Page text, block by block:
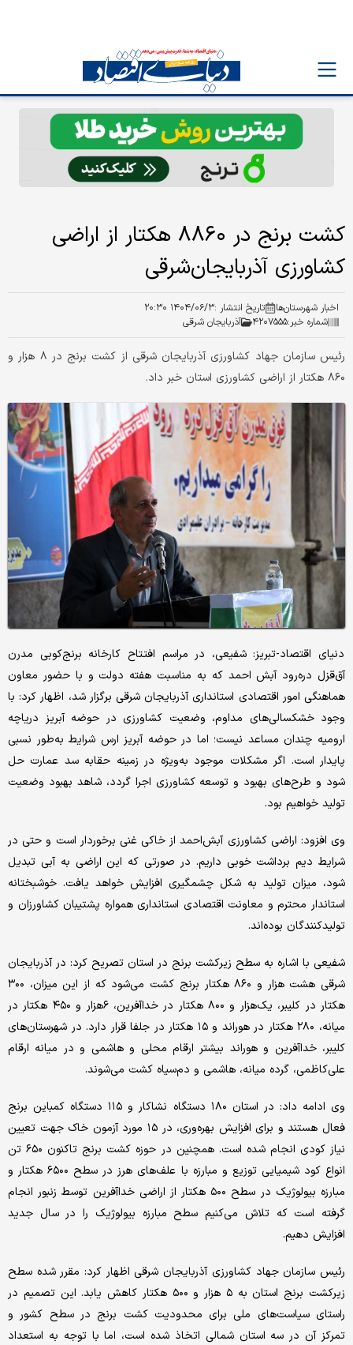
کشت برنج در ۸۸۶۰ هکتار از اراضی
کشاورزی آذربایجان‌شرقی
اخبار شهرستان‌ها تاریخ انتشار :۱۴۰۴/۰۶/۳ ۲۰:۳۰
شماره خبر:۴۲۰۷۵۵۵ آذربایجان شرقی
رئیس سازمان جهاد کشاورزی آذربایجان شرقی از کشت برنج در ۸ هزار و
۸۶۰ هکتار از اراضی کشاورزی استان خبر داد.
دنیای اقتصاد-تبریز: شفیعی، در مراسم افتتاح کارخانه برنج‌کوبی مدرن
آق‌قزل دره‌رود آبش احمد که به مناسبت هفته دولت و با حضور معاون
هماهنگی امور اقتصادی استانداری آذربایجان شرقی برگزار شد، اظهار کرد: با
وجود خشکسالی‌های مداوم، وضعیت کشاورزی در حوضه آبریز دریاچه
ارومیه چندان مساعد نیست؛ اما در حوضه آبریز ارس شرایط به‌طور نسبی
پایدار است. اگر مشکلات موجود به‌ویژه در زمینه حقابه سد عمارت حل
شود و طرح‌های بهبود و توسعه کشاورزی اجرا گردد، شاهد بهبود وضعیت
تولید خواهیم بود.
وی افزود: اراضی کشاورزی آبش‌احمد از خاکی غنی برخوردار است و حتی در
شرایط دیم برداشت خوبی داریم. در صورتی که این اراضی به آبی تبدیل
شود، میزان تولید به شکل چشمگیری افزایش خواهد یافت. خوشبختانه
استاندار محترم و معاونت اقتصادی استانداری همواره پشتیبان کشاورزان و
تولیدکنندگان بوده‌اند.
شفیعی با اشاره به سطح زیرکشت برنج در استان تصریح کرد: در آذربایجان
شرقی هشت هزار و ۸۶۰ هکتار برنج کشت می‌شود که از این میزان، ۳۰۰
هکتار در کلیبر، یک‌هزار و ۸۰۰ هکتار در خداآفرین، ۶‌هزار و ۴۵۰ هکتار در
میانه، ۲۸۰ هکتار در هوراند و ۱۵ هکتار در جلفا قرار دارد. در شهرستان‌های
کلیبر، خداآفرین و هوراند بیشتر ارقام محلی و هاشمی و در میانه ارقام
علی‌کاظمی، گرده میانه، هاشمی و دم‌سیاه کشت می‌شوند.
وی ادامه داد: در استان ۱۸۰ دستگاه نشاکار و ۱۱۵ دستگاه کمباین برنج
فعال هستند و برای افزایش بهره‌وری، در ۱۵ مورد آزمون خاک جهت تعیین
نیاز کودی انجام شده است. همچنین در حوزه کشت برنج تاکنون ۶۵۰ تن
انواع کود شیمیایی توزیع و مبارزه با علف‌های هرز در سطح ۶۵۰۰ هکتار و
مبارزه بیولوژیک در سطح ۵۰۰ هکتار از اراضی خداآفرین توسط زنبور انجام
گرفته است که تلاش می‌کنیم سطح مبارزه بیولوژیک را در سال جدید
افزایش دهیم.
رئیس سازمان جهاد کشاورزی آذربایجان شرقی اظهار کرد: مقرر شده سطح
زیرکشت برنج استان به ۵ هزار و ۵۰۰ هکتار کاهش یابد. این تصمیم در
راستای سیاست‌های ملی برای محدودیت کشت برنج در سطح کشور و
تمرکز آن در سه استان شمالی اتخاذ شده است، اما با توجه به استعداد